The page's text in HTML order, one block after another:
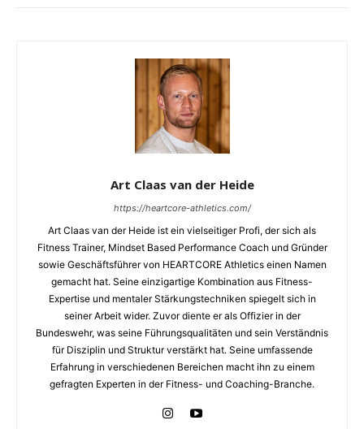
Art Claas van der Heide
https://heartcore-athletics.com/
Art Claas van der Heide ist ein vielseitiger Profi, der sich als
Fitness Trainer, Mindset Based Performance Coach und Gründer
sowie Geschäftsführer von HEARTCORE Athletics einen Namen
gemacht hat. Seine einzigartige Kombination aus Fitness-
Expertise und mentaler Stärkungstechniken spiegelt sich in
seiner Arbeit wider. Zuvor diente er als Offizier in der
Bundeswehr, was seine Führungsqualitäten und sein Verständnis
für Disziplin und Struktur verstärkt hat. Seine umfassende
Erfahrung in verschiedenen Bereichen macht ihn zu einem
gefragten Experten in der Fitness- und Coaching-Branche.